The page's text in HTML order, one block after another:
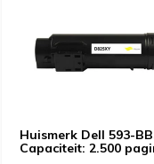
Huismerk Dell 593-
Capaciteit: 2.500